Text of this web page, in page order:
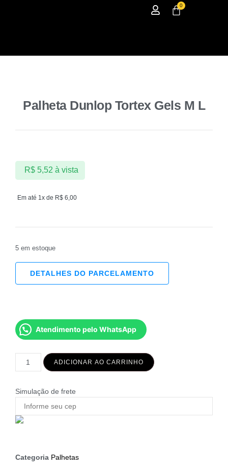
0
Palheta Dunlop Tortex Gels M L
Em até 1x de R$ 6,00
R$5,52 à vista
5 em estoque
DETALHES DO PARCELAMENTO
Atendimento pelo WhatsApp
ADICIONAR AO CARRINHO
Simulação de frete
Categoria Palhetas